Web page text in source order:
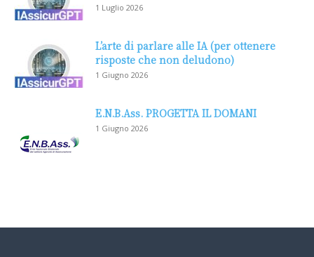
1 Luglio 2026
L’arte di parlare alle IA (per ottenere
risposte che non deludono)
1 Giugno 2026
E.N.B.Ass. PROGETTA IL DOMANI
1 Giugno 2026